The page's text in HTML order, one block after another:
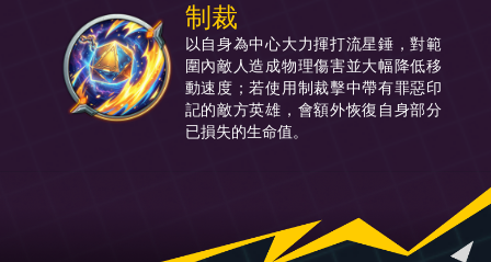
制裁
以自身為中心大力揮打流星錘，對範
圍內敵人造成物理傷害並大幅降低移
動速度；若使用制裁擊中帶有罪惡印
記的敵方英雄，會額外恢復自身部分
已損失的生命值。